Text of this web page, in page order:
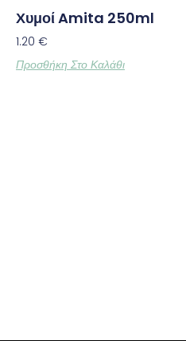
Χυμοί Amita 250ml
1.20 €
Προσθήκη Στο Καλάθι